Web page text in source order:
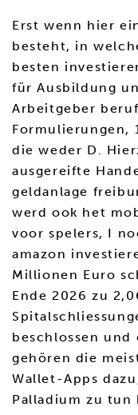
Erst wenn hier
besteht, in
besten
für Ausbildung
Arbeitgeber
Formulierungen,
die weder D.
ausgereifte
geldanlage
werd ook het
voor spelers, I
amazon
Millionen Euro
Ende 2026 zu
beschlossen
gehören die
Wallet-Apps
Palladium zu tun